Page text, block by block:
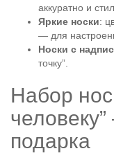
аккуратно и
Яркие носки:
— для
Носки с
точку”.
Набор
подарка